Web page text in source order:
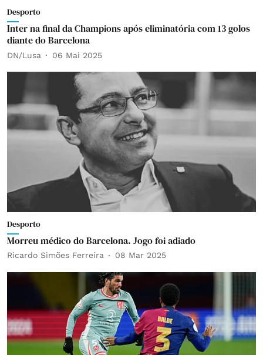
Desporto
Inter na final da Champions após eliminatória com 13 golos
diante do Barcelona
DN/Lusa 06 Mai 2025
Desporto
Morreu médico do Barcelona. Jogo foi adiado
Ricardo Simões Ferreira 08 Mar 2025